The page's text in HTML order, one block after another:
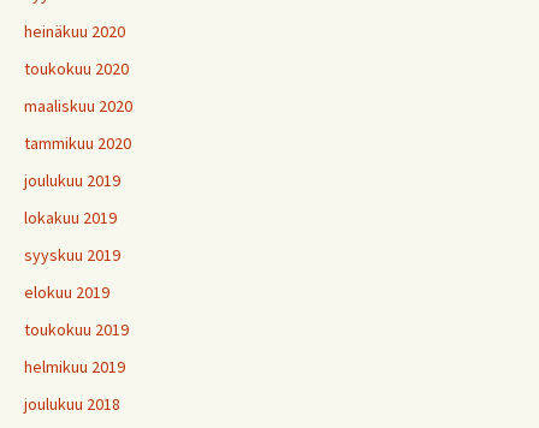
heinäkuu 2020
toukokuu 2020
maaliskuu 2020
tammikuu 2020
joulukuu 2019
lokakuu 2019
syyskuu 2019
elokuu 2019
toukokuu 2019
helmikuu 2019
joulukuu 2018